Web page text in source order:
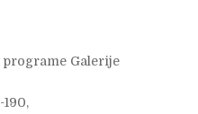
Galerije
190,